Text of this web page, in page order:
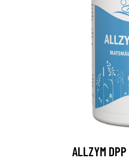
ALLZYM